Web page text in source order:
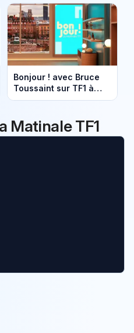
nouveaux
chroniqueurs
Bonjour ! avec Bruce
Toussaint sur TF1 à
partir du lundi 8 janvier
Matinale TF1